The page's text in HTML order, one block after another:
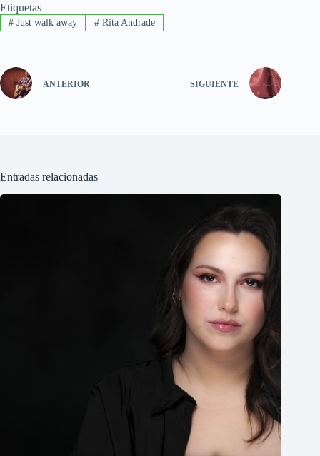
Etiquetas
#Just walk away #Rita Andrade
ANTERIOR SIGUIENTE
Entradas relacionadas